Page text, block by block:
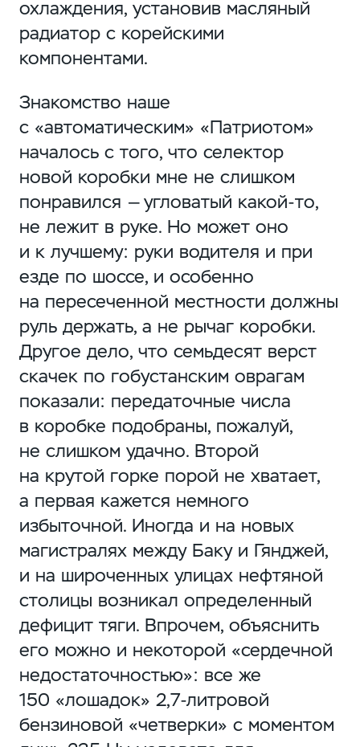
охлаждения, установив масляный
радиатор с корейскими
компонентами.
Знакомство наше
с «автоматическим» «Патриотом»
началось с того, что селектор
новой коробки мне не слишком
понравился — угловатый какой-то,
не лежит в руке. Но может оно
и к лучшему: руки водителя и при
езде по шоссе, и особенно
на пересеченной местности должны
руль держать, а не рычаг коробки.
Другое дело, что семьдесят верст
скачек по гобустанским оврагам
показали: передаточные числа
в коробке подобраны, пожалуй,
не слишком удачно. Второй
на крутой горке порой не хватает,
а первая кажется немного
избыточной. Иногда и на новых
магистралях между Баку и Гянджей,
и на широченных улицах нефтяной
столицы возникал определенный
дефицит тяги. Впрочем, объяснить
его можно и некоторой «сердечной
недостаточностью»: все же
150 «лошадок» 2,7-литровой
бензиновой «четверки» с моментом